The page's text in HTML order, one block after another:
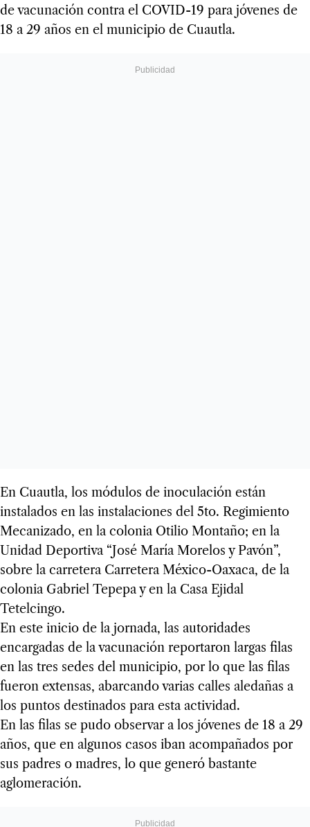
de vacunación contra el COVID-19 para jóvenes de
18 a 29 años en el municipio de Cuautla.
En Cuautla, los módulos de inoculación están
instalados en las instalaciones del 5to. Regimiento
Mecanizado, en la colonia Otilio Montaño; en la
Unidad Deportiva “José María Morelos y Pavón”,
sobre la carretera Carretera México-Oaxaca, de la
colonia Gabriel Tepepa y en la Casa Ejidal
Tetelcingo.
En este inicio de la jornada, las autoridades
encargadas de la vacunación reportaron largas filas
en las tres sedes del municipio, por lo que las filas
fueron extensas, abarcando varias calles aledañas a
los puntos destinados para esta actividad.
En las filas se pudo observar a los jóvenes de 18 a 29
años, que en algunos casos iban acompañados por
sus padres o madres, lo que generó bastante
aglomeración.